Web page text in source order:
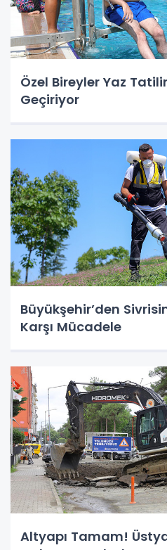
Özel Bireyler Yaz
Geçiriyor
Büyükşehir’den
Karşı Mücadele
Altyapı Tamam!